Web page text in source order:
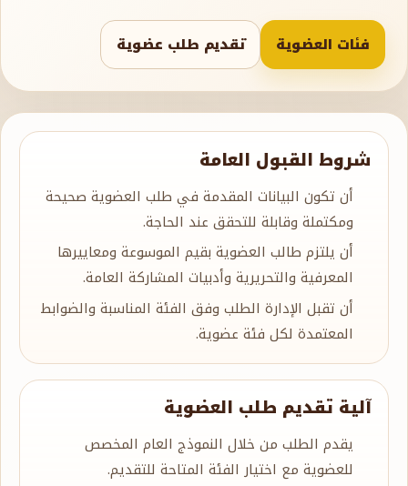
فئات العضوية تقديم طلب عضوية
شروط القبول العامة
أن تكون البيانات المقدمة في طلب العضوية صحيحة
ومكتملة وقابلة للتحقق عند الحاجة.
أن يلتزم طالب العضوية بقيم الموسوعة ومعاييرها
المعرفية والتحريرية وأدبيات المشاركة العامة.
أن تقبل الإدارة الطلب وفق الفئة المناسبة والضوابط
المعتمدة لكل فئة عضوية.
آلية تقديم طلب العضوية
يقدم الطلب من خلال النموذج العام المخصص
للعضوية مع اختيار الفئة المتاحة للتقديم.